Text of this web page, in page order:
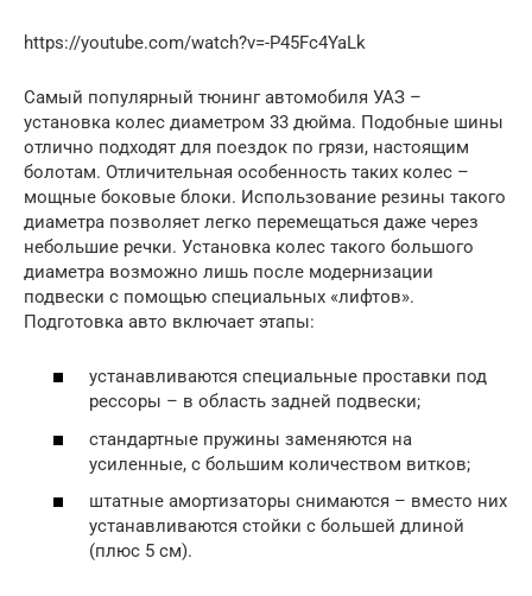
https://youtube.com/watch?v=-P45Fc4YaLk
Самый популярный тюнинг автомобиля УАЗ –
установка колес диаметром 33 дюйма. Подобные шины
отлично подходят для поездок по грязи, настоящим
болотам. Отличительная особенность таких колес –
мощные боковые блоки. Использование резины такого
диаметра позволяет легко перемещаться даже через
небольшие речки. Установка колес такого большого
диаметра возможно лишь после модернизации
подвески с помощью специальных «лифтов».
Подготовка авто включает этапы:
устанавливаются специальные проставки под
рессоры – в область задней подвески;
стандартные пружины заменяются на
усиленные, с большим количеством витков;
штатные амортизаторы снимаются – вместо них
устанавливаются стойки с большей длиной
(плюс 5 см).